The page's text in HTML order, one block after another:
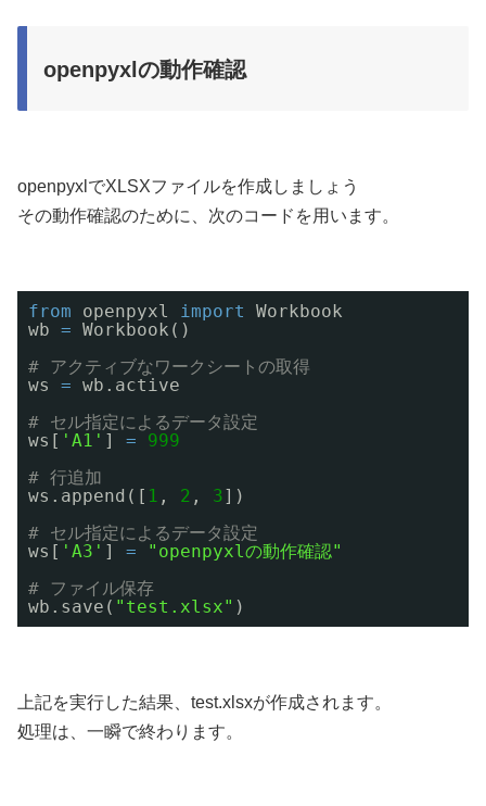
openpyxlの動作確認
openpyxlでXLSXファイルを作成しましょう
その動作確認のために、次のコードを用います。
from openpyxl import
Workbook
wb = Workbook()
# アクティブなワークシートの取得
ws = wb.active
# セル指定によるデータ設定
ws[ 'A1' ] =
999
# 行追加
ws.append([ 1 , 2 , 3])
# セル指定によるデータ設定
ws[ 'A3' ] =
"openpyxlの動作確認"
# ファイル保存
wb.save( "test.xlsx" )
上記を実行した結果、test.xlsxが作成されます。
処理は、一瞬で終わります。